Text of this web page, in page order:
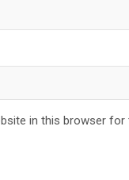
in this browser